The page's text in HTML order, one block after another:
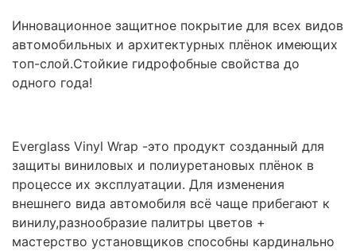
Инновационное защитное покрытие для всех видов
автомобильных и архитектурных плёнок имеющих
топ-слой.Стойкие гидрофобные свойства до
одного года!
Everglass Vinyl Wrap -это продукт созданный для
защиты виниловых и полиуретановых плёнок в
процессе их эксплуатации. Для изменения
внешнего вида автомобиля всё чаще прибегают к
винилу,разнообразие палитры цветов +
мастерство установщиков способны кардинально